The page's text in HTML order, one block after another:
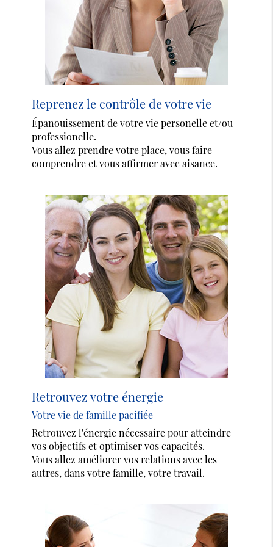
Reprenez le contrôle de votre vie
Épanouissement de votre vie personelle et/ou
professionelle.
Vous allez prendre votre place, vous faire
comprendre et vous affirmer avec aisance.
Retrouvez votre énergie
Votre vie de famille pacifiée
Retrouvez l'énergie nécessaire pour atteindre
vos objectifs et optimiser vos capacités.
Vous allez améliorer vos relations avec les
autres, dans votre famille, votre travail.